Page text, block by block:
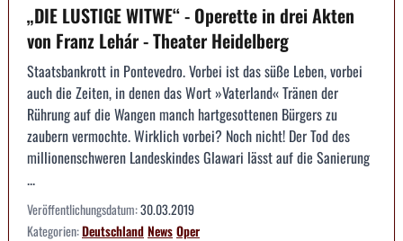
„DIE LUSTIGE WITWE“ - Operette in drei Akten
von Franz Lehár - Theater Heidelberg
Staatsbankrott in Pontevedro. Vorbei ist das süße Leben, vorbei
auch die Zeiten, in denen das Wort »Vaterland« Tränen der
Rührung auf die Wangen manch hartgesottenen Bürgers zu
zaubern vermochte. Wirklich vorbei? Noch nicht! Der Tod des
millionenschweren Landeskindes Glawari lässt auf die Sanierung
...
Veröffentlichungsdatum:30.03.2019
Kategorien:DeutschlandNewsOper